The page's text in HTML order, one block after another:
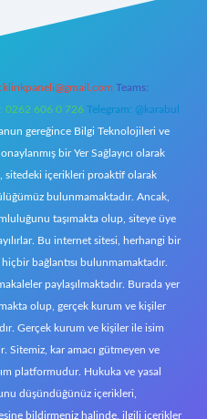
Teams:
0262 606 0 726 Telegram: @karabul
gereğince Bilgi Teknolojileri ve
bir Yer Sağlayıcı olarak
sitedeki içerikleri proaktif olarak
bulunmamaktadır. Ancak,
taşımakta olup, siteye üye
Bu internet sitesi, herhangi bir
bağlantısı bulunmamaktadır.
paylaşılmaktadır. Burada yer
olup, gerçek kurum ve kişiler
Gerçek kurum ve kişiler ile isim
Sitemiz, kar amacı gütmeyen ve
platformudur. Hukuka ve yasal
düşündüğünüz içerikleri,
bildirmeniz halinde, ilgili içerikler